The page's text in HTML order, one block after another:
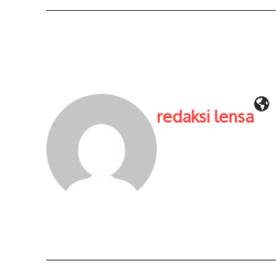
redaksi lensa